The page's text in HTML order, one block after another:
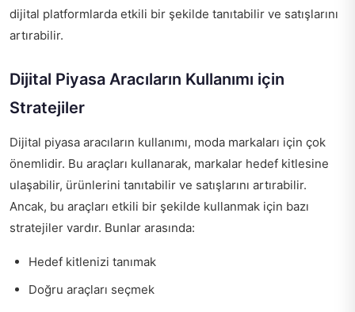
dijital platformlarda etkili bir şekilde tanıtabilir ve satışlarını
artırabilir.
Dijital Piyasa Aracıların Kullanımı için
Stratejiler
Dijital piyasa aracıların kullanımı, moda markaları için çok
önemlidir. Bu araçları kullanarak, markalar hedef kitlesine
ulaşabilir, ürünlerini tanıtabilir ve satışlarını artırabilir.
Ancak, bu araçları etkili bir şekilde kullanmak için bazı
stratejiler vardır. Bunlar arasında:
Hedef kitlenizi tanımak
Doğru araçları seçmek